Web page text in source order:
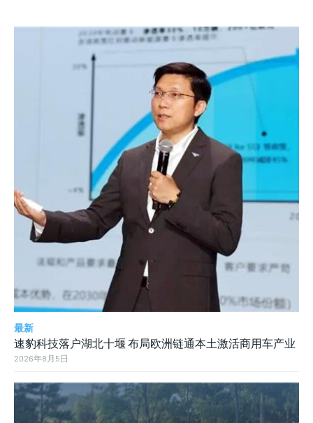
最新
速豹科技落户湖北十堰 布局欧洲链通本土激活商用车产业
2026年8月5日